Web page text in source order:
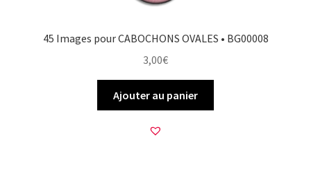
45 Images pour CABOCHONS OVALES • BG00008
3,00€
Ajouter au panier